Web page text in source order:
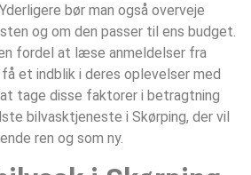
bør man også overveje
og om den passer til ens budget.
fordel at læse anmeldelser fra
et indblik i deres oplevelser med
tage disse faktorer i betragtning
bilvasktjeneste i Skørping, der vil
ren og som ny.